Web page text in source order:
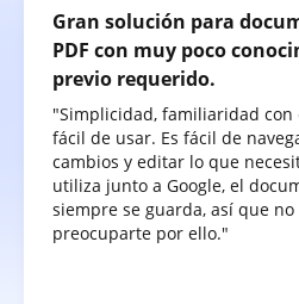
Gran solución para
PDF con muy poco
previo requerido.
"Simplicidad, familiaridad con
fácil de usar. Es fácil de
cambios y editar lo que
utiliza junto a Google, el
siempre se guarda, así que
preocuparte por ello."